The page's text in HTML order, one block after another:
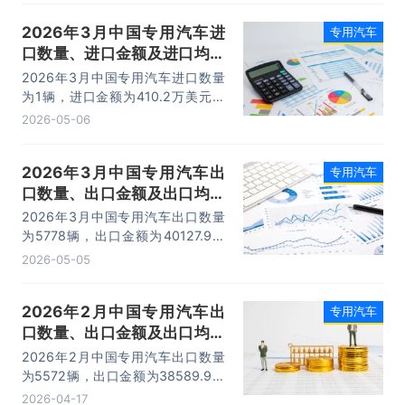
2026年3月中国专用汽车进
口数量、进口金额及进口均价
统计分析
2026年3月中国专用汽车进口数量
为1辆，进口金额为410.2万美元，
进口均价为410.2万美元/辆。
2026-05-06
专用汽车
2026年3月中国专用汽车出
口数量、出口金额及出口均价
统计分析
2026年3月中国专用汽车出口数量
为5778辆，出口金额为40127.9万
美元，出口均价为6.9万美元/辆。
2026-05-05
专用汽车
2026年2月中国专用汽车出
口数量、出口金额及出口均价
统计分析
2026年2月中国专用汽车出口数量
为5572辆，出口金额为38589.9万
美元，出口均价为6.9万美元/辆。
2026-04-17
专用汽车